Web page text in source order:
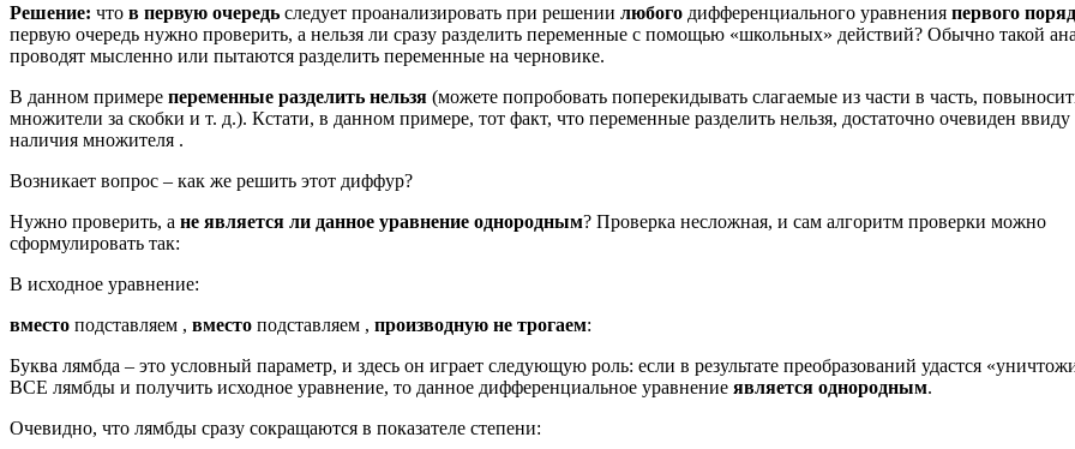
Решение: что в первую очередь следует проанализировать при решении любого дифференциального уравнения первого
первую очередь нужно проверить, а нельзя ли сразу разделить переменные с помощью «школьных» действий? Обычно такой
проводят мысленно или пытаются разделить переменные на черновике.
В данном примере переменные разделить нельзя (можете попробовать поперекидывать слагаемые из части в часть,
множители за скобки и т. д.). Кстати, в данном примере, тот факт, что переменные разделить нельзя, достаточно очевиден ввиду
наличия множителя .
Возникает вопрос – как же решить этот диффур?
Нужно проверить, а не является ли данное уравнение однородным? Проверка несложная, и сам алгоритм проверки можно
сформулировать так:
В исходное уравнение:
вместо подставляем , вместо подставляем , производную не трогаем:
Буква лямбда – это условный параметр, и здесь он играет следующую роль: если в результате преобразований удастся
ВСЕ лямбды и получить исходное уравнение, то данное дифференциальное уравнение является однородным.
Очевидно, что лямбды сразу сокращаются в показателе степени: